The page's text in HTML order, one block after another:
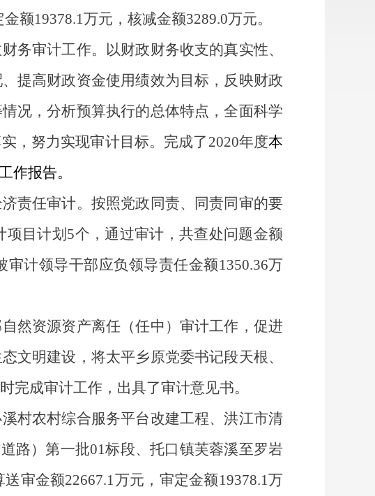
额19378.1万元，核减金额3289.0万元。
务审计工作。以财政财务收支的真实性、
提高财政资金使用绩效为目标，反映财政
况，分析预算执行的总体特点，全面科学
，努力实现审计目标。 完成了 2020年度本
作报告。
责任审计。按照党政同责、同责同审的要
项目计划 5个 ，通过审计，共查处问题金额
审计领导干部应负领导责任金额1350.36万
然资源资产离任（任中）审计工作，促进
文明建设，将太平乡原党委书记段天根、
时完成审计工作，出具了审计意见书。
村农村综合服务平台改建工程、洪江市清
路）第一批01标段、 托口镇芙蓉溪至罗岩
审金额22667.1万元，审定金额19378.1万